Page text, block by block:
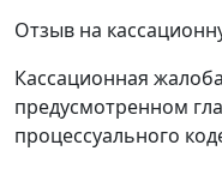
Отзыв на
Кассационная
предусмотренном
процессуального